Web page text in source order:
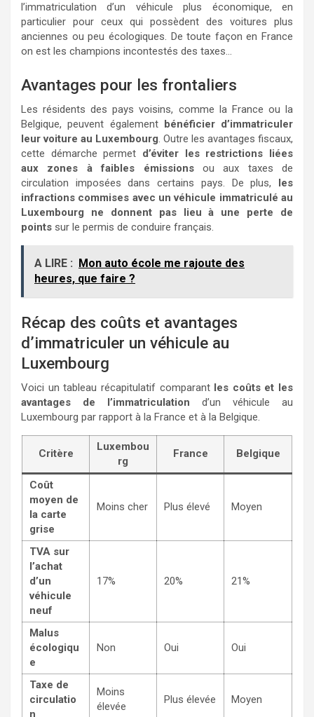
l’immatriculation d’un véhicule plus économique, en
particulier pour ceux qui possèdent des voitures plus
anciennes ou peu écologiques. De toute façon en France
on est les champions incontestés des taxes…
Avantages pour les frontaliers
Les résidents des pays voisins, comme la France ou la
Belgique, peuvent également bénéficier d’immatriculer
leur voiture au Luxembourg. Outre les avantages fiscaux,
cette démarche permet d’éviter les restrictions liées
aux zones à faibles émissionsou aux taxes de
circulation imposées dans certains pays. De plus, les
infractions commises avec un véhicule immatriculé au
Luxembourg ne donnent pas lieu à une perte de
points sur le permis de conduire français.
A LIRE : Mon auto école me rajoute des
heures, que faire ?
Récap des coûts et avantages
d’immatriculer un véhicule au
Luxembourg
Voici un tableau récapitulatif comparant les coûts et les
avantages de l’immatriculation d’un véhicule au
Luxembourg par rapport à la France et à la Belgique.
Critère
Luxembou
rg
France Belgique
Coût
moyen de
la carte
grise
Moins cher Plus élevé Moyen
TVA sur
l’achat
d’un
véhicule
neuf
17% 20% 21%
Malus
écologiqu
e
Non Oui Oui
Taxe de
circulatio
n
Moins
élevée
Plus élevée Moyen